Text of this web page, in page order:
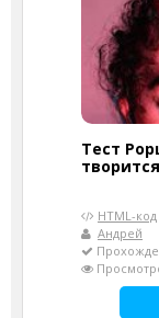
Тест
HTML-код
Андрей